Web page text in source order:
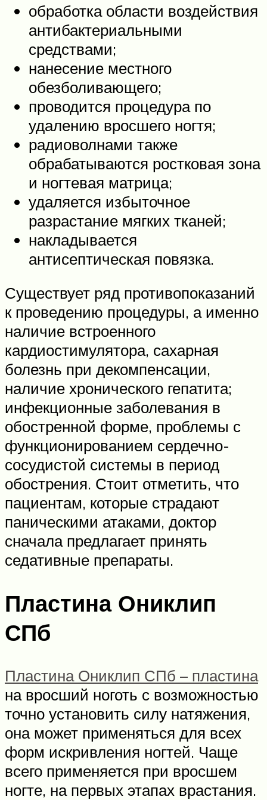
обработка области воздействия
антибактериальными
средствами;
нанесение местного
обезболивающего;
проводится процедура по
удалению вросшего ногтя;
радиоволнами также
обрабатываются ростковая зона
и ногтевая матрица;
удаляется избыточное
разрастание мягких тканей;
накладывается
антисептическая повязка.
Существует ряд противопоказаний
к проведению процедуры, а именно
наличие встроенного
кардиостимулятора, сахарная
болезнь при декомпенсации,
наличие хронического гепатита;
инфекционные заболевания в
обостренной форме, проблемы с
функционированием сердечно-
сосудистой системы в период
обострения. Стоит отметить, что
пациентам, которые страдают
паническими атаками, доктор
сначала предлагает принять
седативные препараты.
Пластина Ониклип
СПб
Пластина Ониклип СПб – пластина
на вросший ноготь с возможностью
точно установить силу натяжения,
она может применяться для всех
форм искривления ногтей. Чаще
всего применяется при вросшем
ногте, на первых этапах врастания.